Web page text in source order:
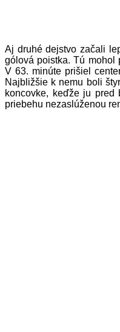
Aj druhé dejstvo začali
gólová poistka. Tú mohol
V 63. minúte prišiel
Najbližšie k nemu boli
koncovke, keďže ju
priebehu nezaslúženou